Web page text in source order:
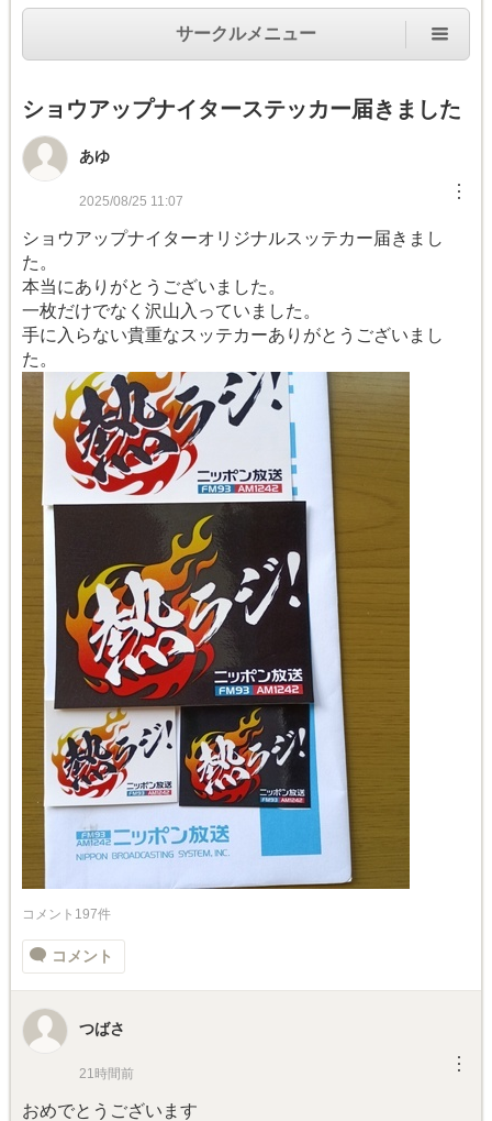
サークルメニュー
ショウアップナイターステッカー届きました
あゆ
2025/08/25 11:07 ︙
ショウアップナイターオリジナルスッテカー届きまし
た。
本当にありがとうございました。
一枚だけでなく沢山入っていました。
手に入らない貴重なスッテカーありがとうございまし
た。
コメント197件
コメント
つばさ
21時間前 ︙
おめでとうございます